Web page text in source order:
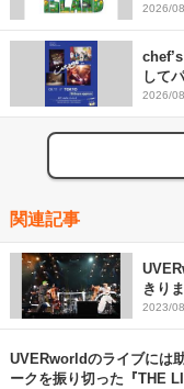
発表
2026/
して
2026/
関連記事
きり
日産
2023/
UVERworldのライブには
ークを振り切った『THE